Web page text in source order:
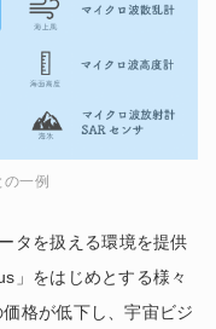
一例
タを扱える環境を提供
」をはじめとする様々
格が低下し、宇宙ビジ